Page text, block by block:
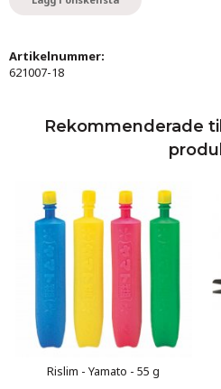
Artikelnummer:
621007-18
Rekommenderade
Rislim - Yamato - 55 g